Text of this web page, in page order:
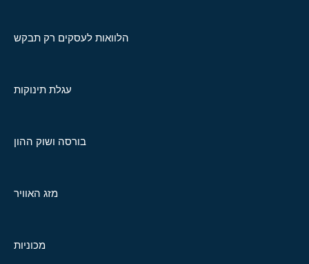
הלוואות לעסקים רק תבקש
עגלת תינוקות
בורסה ושוק ההון
מזג האוויר
מכוניות